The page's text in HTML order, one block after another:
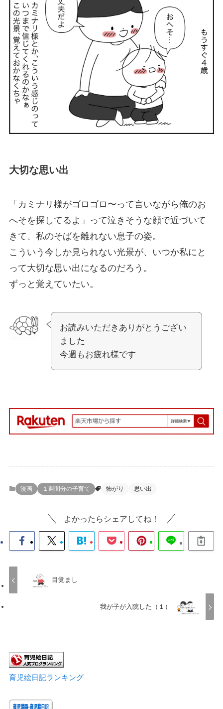
大切な思い出
「カミナリ様がゴロゴロ〜って言いながら俺のお
へそを探してるよ」って泣きそうな顔で近づいて
きて、私のそばを離れない息子の姿。
こういう今しか見られない光景が、いつか私にと
って大切な思い出になるのだろう。
ずっと覚えていたい。
お読みいただきありがとうござい
ました
今週もお疲れ様です
漫画 １週間分の子育て 怖がり 思い出
よかったらシェアしてね！
目覚まし
我が子が入院した（１）
育児絵日記ランキング